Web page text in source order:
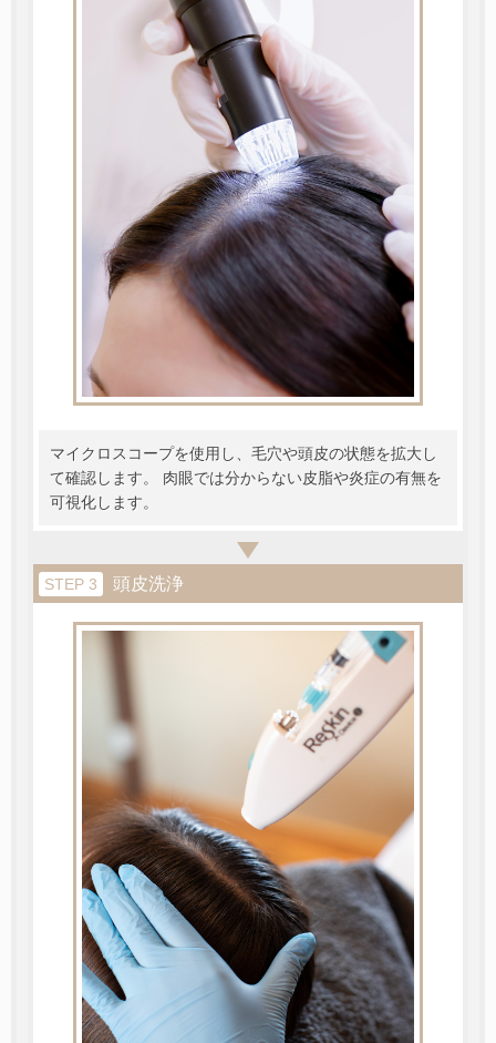
マイクロスコープを使用し、毛穴や頭皮の状態を拡大し
て確認します。 肉眼では分からない皮脂や炎症の有無を
可視化します。
STEP 3 頭皮洗浄